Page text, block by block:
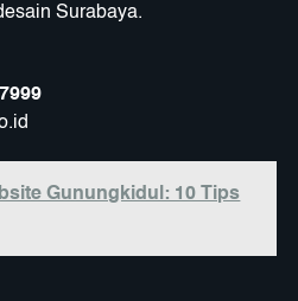
Surabaya.
Gunungkidul: 10 Tips